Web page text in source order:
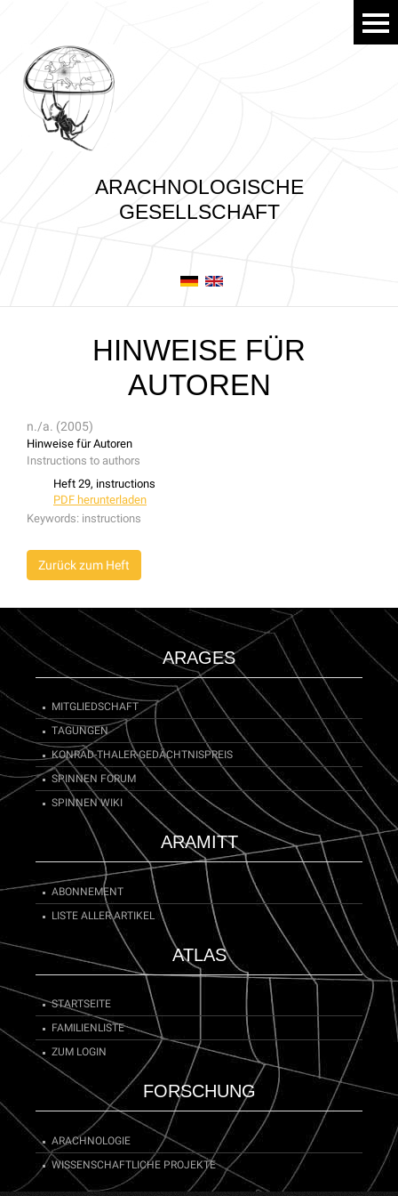
ARACHNOLOGISCHE
GESELLSCHAFT
HINWEISE FÜR
AUTOREN
n./a. (2005)
Hinweise für Autoren
Instructions to authors
Heft 29, instructions
PDF herunterladen
Keywords: instructions
Zurück zum Heft
ARAGES
MITGLIEDSCHAFT
TAGUNGEN
KONRAD-THALER-GEDÄCHTNISPREIS
SPINNEN FORUM
SPINNEN WIKI
ARAMITT
ABONNEMENT
LISTE ALLER ARTIKEL
ATLAS
STARTSEITE
FAMILIENLISTE
ZUM LOGIN
FORSCHUNG
ARACHNOLOGIE
WISSENSCHAFTLICHE PROJEKTE